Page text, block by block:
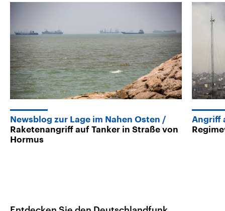
Newsblog zur Lage im Nahen Osten
Raketenangriff auf Tanker in Straße von
Hormus
Angriff